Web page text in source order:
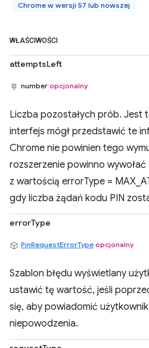
Chrome w wersji 57 lub nowszej
WŁAŚCIWOŚCI
attemptsLeft
number opcjonalny
Liczba pozostałych prób. Jest
interfejs mógł przedstawić te
Chrome nie powinien tego
rozszerzenie powinno
z wartością errorType =
gdy liczba żądań kodu PIN
errorType
PinRequestErrorType opcjonalny
Szablon błędu wyświetlany
ustawić tę wartość, jeśli
się, aby powiadomić
niepowodzenia.